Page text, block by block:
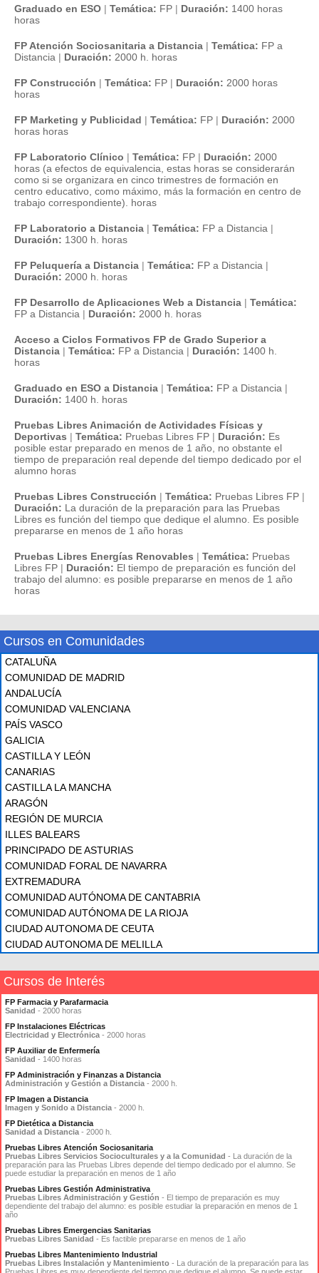
Graduado en ESO | Temática: FP | Duración: 1400 horas
horas
FP Atención Sociosanitaria a Distancia | Temática: FP a
Distancia | Duración: 2000 h. horas
FP Construcción | Temática: FP | Duración: 2000 horas
horas
FP Marketing y Publicidad | Temática: FP | Duración: 2000
horas horas
FP Laboratorio Clínico | Temática: FP | Duración: 2000
horas (a efectos de equivalencia, estas horas se considerarán
como si se organizara en cinco trimestres de formación en
centro educativo, como máximo, más la formación en centro de
trabajo correspondiente). horas
FP Laboratorio a Distancia | Temática: FP a Distancia |
Duración: 1300 h. horas
FP Peluquería a Distancia | Temática: FP a Distancia |
Duración: 2000 h. horas
FP Desarrollo de Aplicaciones Web a Distancia | Temática:
FP a Distancia | Duración: 2000 h. horas
Acceso a Ciclos Formativos FP de Grado Superior a
Distancia | Temática: FP a Distancia | Duración: 1400 h.
horas
Graduado en ESO a Distancia | Temática: FP a Distancia |
Duración: 1400 h. horas
Pruebas Libres Animación de Actividades Físicas y
Deportivas | Temática: Pruebas Libres FP | Duración: Es
posible estar preparado en menos de 1 año, no obstante el
tiempo de preparación real depende del tiempo dedicado por el
alumno horas
Pruebas Libres Construcción | Temática: Pruebas Libres FP |
Duración: La duración de la preparación para las Pruebas
Libres es función del tiempo que dedique el alumno. Es posible
prepararse en menos de 1 año horas
Pruebas Libres Energías Renovables | Temática: Pruebas
Libres FP | Duración: El tiempo de preparación es función del
trabajo del alumno: es posible prepararse en menos de 1 año
horas
Cursos en Comunidades
CATALUÑA
COMUNIDAD DE MADRID
ANDALUCÍA
COMUNIDAD VALENCIANA
PAÍS VASCO
GALICIA
CASTILLA Y LEÓN
CANARIAS
CASTILLA LA MANCHA
ARAGÓN
REGIÓN DE MURCIA
ILLES BALEARS
PRINCIPADO DE ASTURIAS
COMUNIDAD FORAL DE NAVARRA
EXTREMADURA
COMUNIDAD AUTÓNOMA DE CANTABRIA
COMUNIDAD AUTÓNOMA DE LA RIOJA
CIUDAD AUTONOMA DE CEUTA
CIUDAD AUTONOMA DE MELILLA
Cursos de Interés
FP Farmacia y Parafarmacia
Sanidad - 2000 horas
FP Instalaciones Eléctricas
Electricidad y Electrónica - 2000 horas
FP Auxiliar de Enfermería
Sanidad - 1400 horas
FP Administración y Finanzas a Distancia
Administración y Gestión a Distancia - 2000 h.
FP Imagen a Distancia
Imagen y Sonido a Distancia - 2000 h.
FP Dietética a Distancia
Sanidad a Distancia - 2000 h.
Pruebas Libres Atención Sociosanitaria
Pruebas Libres Servicios Socioculturales y a la Comunidad - La duración de la
preparación para las Pruebas Libres depende del tiempo dedicado por el alumno. Se
puede estudiar la preparación en menos de 1 año
Pruebas Libres Gestión Administrativa
Pruebas Libres Administración y Gestión - El tiempo de preparación es muy
dependiente del trabajo del alumno: es posible estudiar la preparación en menos de 1
año
Pruebas Libres Emergencias Sanitarias
Pruebas Libres Sanidad - Es factible prepararse en menos de 1 año
Pruebas Libres Mantenimiento Industrial
Pruebas Libres Instalación y Mantenimiento - La duración de la preparación para las